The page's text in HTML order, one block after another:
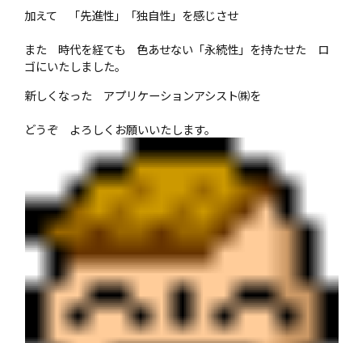
加えて 「先進性」「独自性」を感じさせ
また 時代を経ても 色あせない「永続性」を持たせた ロ
ゴにいたしました。
新しくなった アプリケーションアシスト㈱を
どうぞ よろしくお願いいたします。